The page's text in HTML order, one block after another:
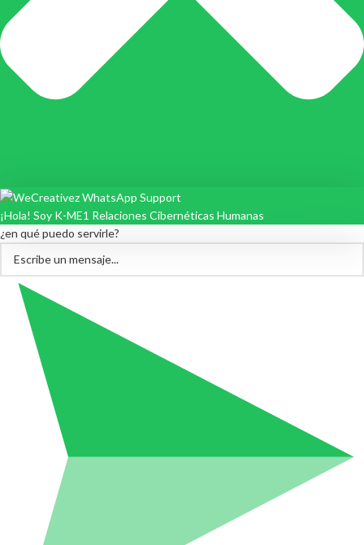
¡Hola! Soy K-ME1 Relaciones Cibernéticas Humanas
¿en qué puedo servirle?